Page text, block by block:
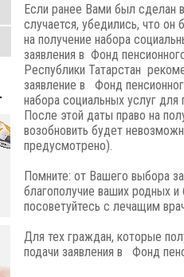
Если ранее Вами был сделан
случается, убедились, что
на получение набора
заявления в Фонд
Республики Татарстан
заявление в Фонд
набора социальных услуг
После этой даты право на
возобновить будет
предусмотрено).
Помните: от Вашего выбора
благополучие ваших родных
посоветуйтесь с лечащим
Для тех граждан, которые
подачи заявления в Фонд